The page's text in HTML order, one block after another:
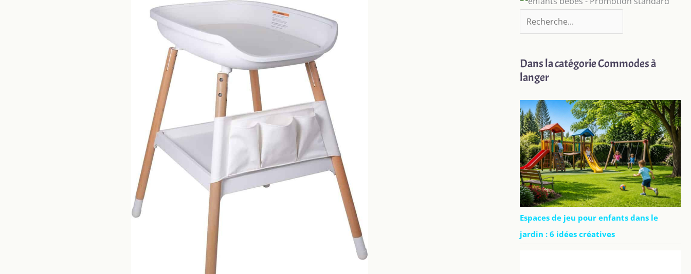
Dans la catégorie Commodes à
langer
Espaces de jeu pour enfants dans le
jardin : 6 idées créatives